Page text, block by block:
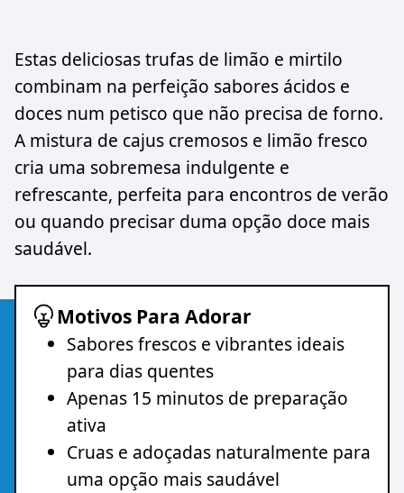
Estas deliciosas trufas de limão e mirtilo
combinam na perfeição sabores ácidos e
doces num petisco que não precisa de forno.
A mistura de cajus cremosos e limão fresco
cria uma sobremesa indulgente e
refrescante, perfeita para encontros de verão
ou quando precisar duma opção doce mais
saudável.
Motivos Para Adorar
Sabores frescos e vibrantes ideais
para dias quentes
Apenas 15 minutos de preparação
ativa
Cruas e adoçadas naturalmente para
uma opção mais saudável